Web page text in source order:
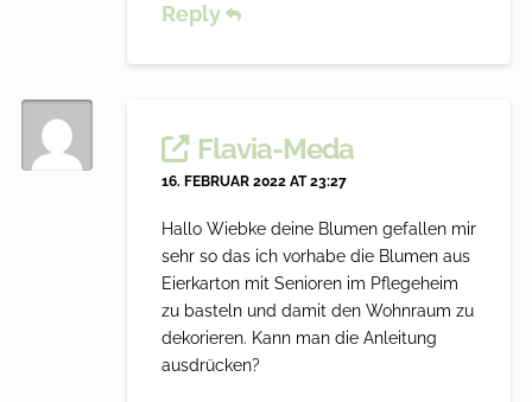
Reply
Flavia-Meda
16. FEBRUAR 2022 AT 23:27
Hallo Wiebke deine Blumen gefallen mir
sehr so das ich vorhabe die Blumen aus
Eierkarton mit Senioren im Pflegeheim
zu basteln und damit den Wohnraum zu
dekorieren. Kann man die Anleitung
ausdrücken?